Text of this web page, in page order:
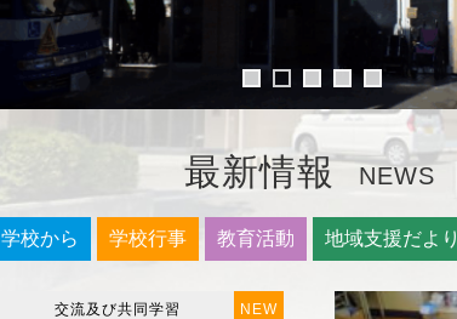
最新情報 NEWS
学校から 学校行事 教育活動 地域支援だより
NEW
交流及び共同学習